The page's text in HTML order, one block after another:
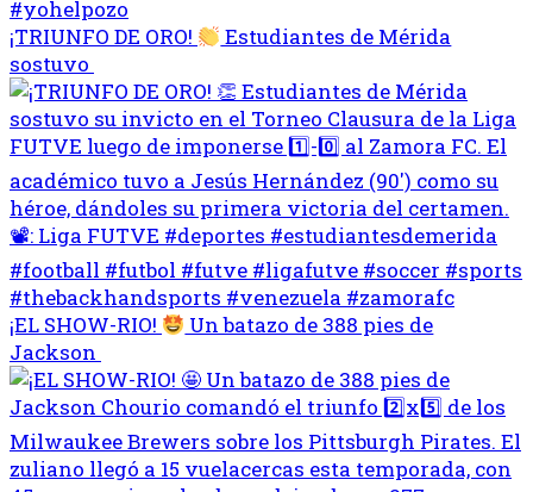
¡TRIUNFO DE ORO!
Estudiantes de Mérida
sostuvo
¡EL SHOW-RIO!
Un batazo de 388 pies de
Jackson